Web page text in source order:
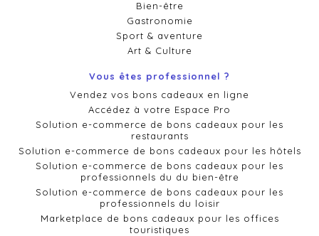
Bien-être
Gastronomie
Sport & aventure
Art & Culture
Vous êtes professionnel ?
Vendez vos bons cadeaux en ligne
Accédez à votre Espace Pro
Solution e-commerce de bons cadeaux pour les
restaurants
Solution e-commerce de bons cadeaux pour les hôtels
Solution e-commerce de bons cadeaux pour les
professionnels du du bien-être
Solution e-commerce de bons cadeaux pour les
professionnels du loisir
Marketplace de bons cadeaux pour les offices
touristiques